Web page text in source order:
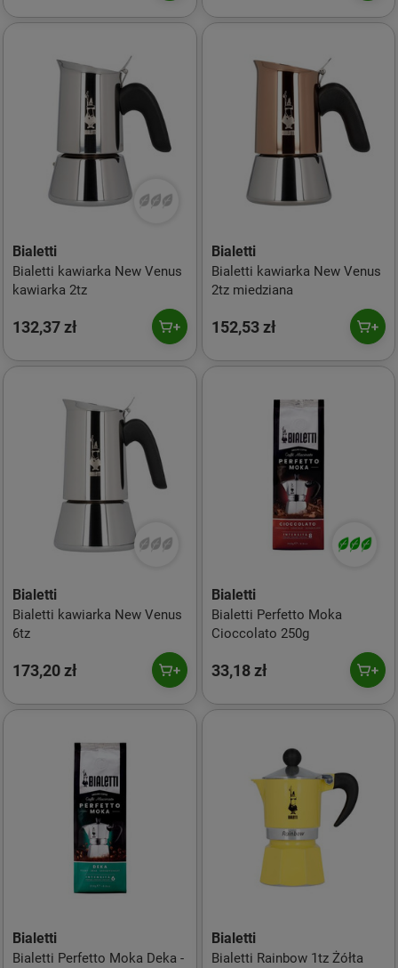
Bialetti
Bialetti kawiarka New Venus
kawiarka 2tz
132,37 zł
Bialetti
Bialetti kawiarka New Venus
2tz miedziana
152,53 zł
Bialetti
Bialetti kawiarka New Venus
6tz
173,20 zł
Bialetti
Bialetti Perfetto Moka
Cioccolato 250g
33,18 zł
Bialetti
Bialetti Perfetto Moka Deka -
Bialetti
Bialetti Rainbow 1tz Żółta